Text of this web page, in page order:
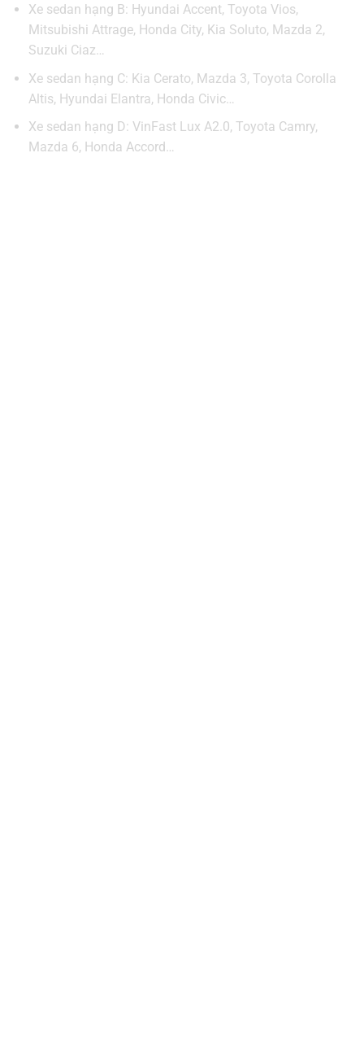
Xe sedan hạng B: Hyundai Accent, Toyota Vios,
Mitsubishi Attrage, Honda City, Kia Soluto, Mazda 2,
Suzuki Ciaz…
Xe sedan hạng C: Kia Cerato, Mazda 3, Toyota Corolla
Altis, Hyundai Elantra, Honda Civic…
Xe sedan hạng D: VinFast Lux A2.0, Toyota Camry,
Mazda 6, Honda Accord…